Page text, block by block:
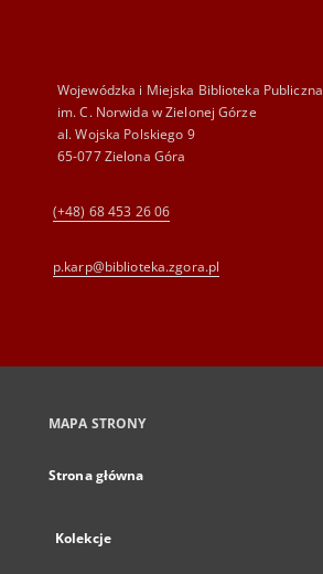
Wojewódzka i Miejska Biblioteka Publiczna
im. C. Norwida w Zielonej Górze
al. Wojska Polskiego 9
65-077 Zielona Góra
(+48) 68 453 26 06
p.karp@biblioteka.zgora.pl
MAPA STRONY
Strona główna
Kolekcje